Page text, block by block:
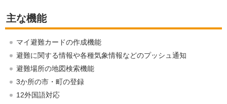
主な機能
マイ避難カードの作成機能
避難に関する情報や各種気象情報などのプッシュ通知
避難場所の地図検索機能
3か所の市・町の登録
12外国語対応